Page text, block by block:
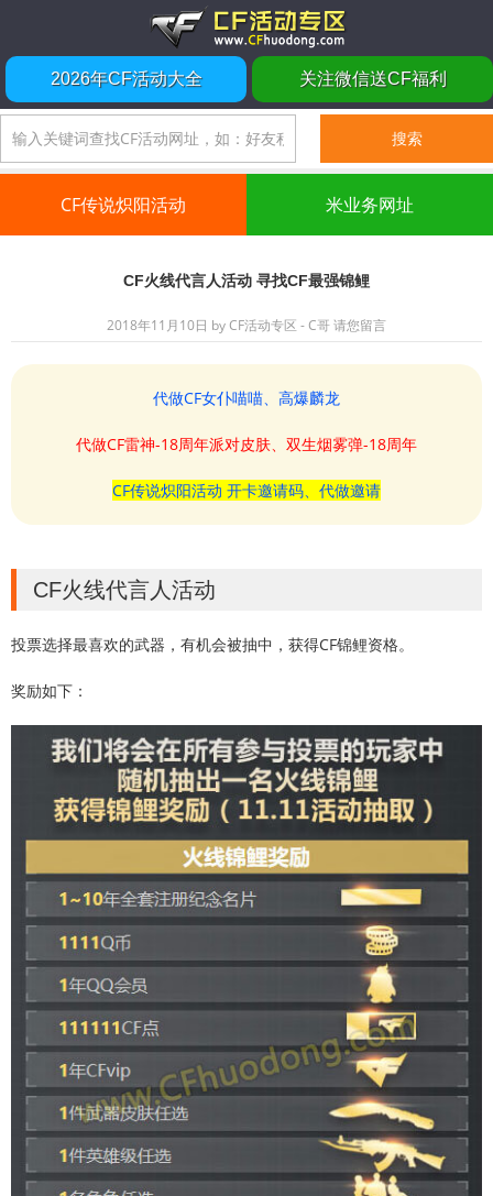
2026年CF活动大全 关注微信送CF福利
CF传说炽阳活动 米业务网址
CF火线代言人活动 寻找CF最强锦鲤
2018年11月10日 byCF活动专区 - C哥请您留言
代做CF女仆喵喵、高爆麟龙
代做CF雷神-18周年派对皮肤、双生烟雾弹-18周年
CF传说炽阳活动 开卡邀请码、代做邀请
CF火线代言人活动
投票选择最喜欢的武器，有机会被抽中，获得CF锦鲤资格。
奖励如下：